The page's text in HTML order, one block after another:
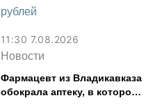
11:30 7.08.2026
Новости
Фармацевт из Владикавказа
обокрала аптеку, в которой